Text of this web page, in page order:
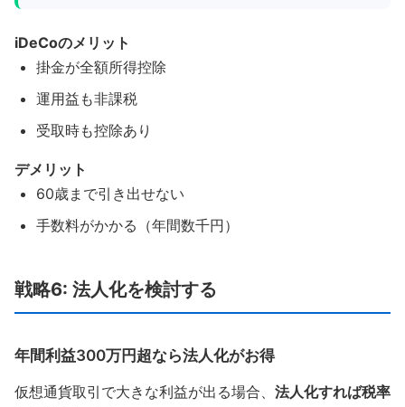
iDeCoのメリット
掛金が全額所得控除
運用益も非課税
受取時も控除あり
デメリット
60歳まで引き出せない
手数料がかかる（年間数千円）
戦略6: 法人化を検討する
年間利益300万円超なら法人化がお得
仮想通貨取引で大きな利益が出る場合、 法人化すれば税率